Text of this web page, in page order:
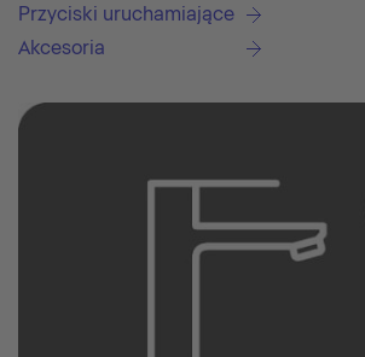
Przyciski uruchamiające
Akcesoria